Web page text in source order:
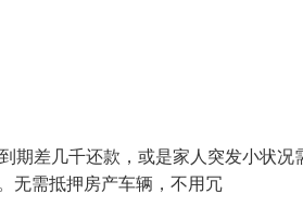
期差几千还款，或是家人突发小状况
无需抵押房产车辆，不用冗